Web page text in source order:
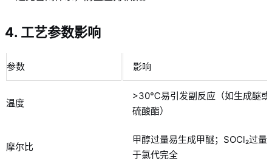
4. 工艺参数影响
参数 影响
温度
>30℃易引发副反应（如生成醚或
硫酸酯）
摩尔比
甲醇过量易生成甲醚；SOCl₂过量
于氯代完全